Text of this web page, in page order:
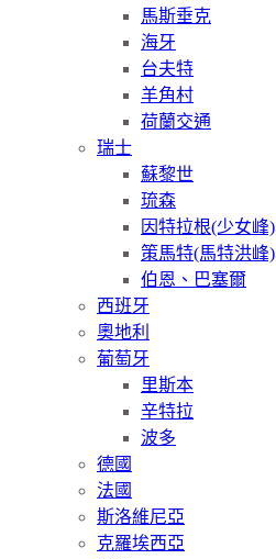
馬斯垂克
海牙
台夫特
羊角村
荷蘭交通
瑞士
蘇黎世
琉森
因特拉根(少女峰)
策馬特(馬特洪峰)
伯恩、巴塞爾
西班牙
奧地利
葡萄牙
里斯本
辛特拉
波多
德國
法國
斯洛維尼亞
克羅埃西亞